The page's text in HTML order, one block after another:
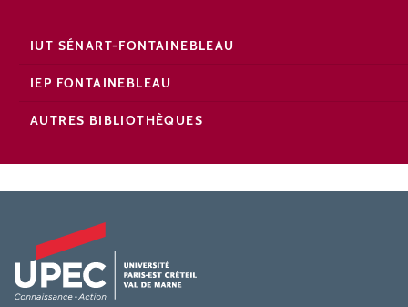
IUT SÉNART-FONTAINEBLEAU
IEP FONTAINEBLEAU
AUTRES BIBLIOTHÈQUES